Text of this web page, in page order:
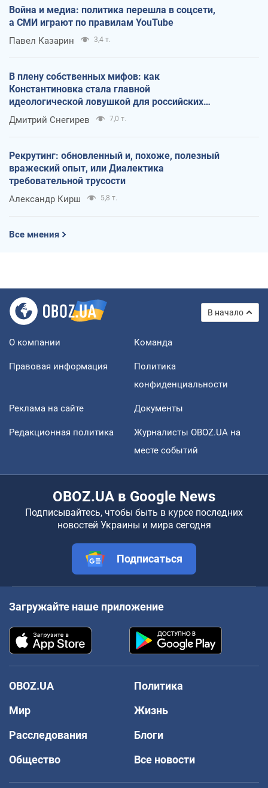
Война и медиа: политика перешла в соцсети,
а СМИ играют по правилам YouTube
Павел Казарин 3,4 т.
В плену собственных мифов: как
Константиновка стала главной
идеологической ловушкой для российских
оккупантов
Дмитрий Снегирев 7,0 т.
Рекрутинг: обновленный и, похоже, полезный
вражеский опыт, или Диалектика
требовательной трусости
Александр Кирш 5,8 т.
Все мнения
В начало
О компании Команда
Правовая информация
Политика
конфиденциальности
Реклама на сайте Документы
Редакционная политика
Журналисты OBOZ.UA на
месте событий
OBOZ.UA в Google News
Подписывайтесь, чтобы быть в курсе последних
новостей Украины и мира сегодня
Подписаться
Загружайте наше приложение
OBOZ.UA
Политика
Мир
Жизнь
Расследования
Блоги
Общество
Все новости